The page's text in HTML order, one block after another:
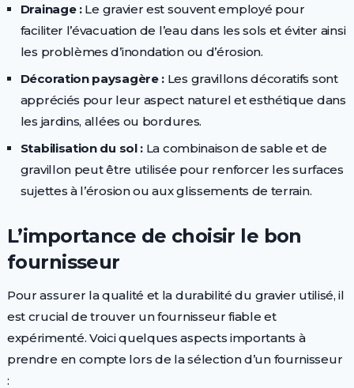
Drainage :Le gravier est souvent employé pour
faciliter l’évacuation de l’eau dans les sols et éviter ainsi
les problèmes d’inondation ou d’érosion.
Décoration paysagère : Les gravillons décoratifs sont
appréciés pour leur aspect naturel et esthétique dans
les jardins, allées ou bordures.
Stabilisation du sol : La combinaison de sable et de
gravillon peut être utilisée pour renforcer les surfaces
sujettes à l’érosion ou aux glissements de terrain.
L’importance de choisir le bon
fournisseur
Pour assurer la qualité et la durabilité du gravier utilisé, il
est crucial de trouver un fournisseur fiable et
expérimenté. Voici quelques aspects importants à
prendre en compte lors de la sélection d’un fournisseur
: